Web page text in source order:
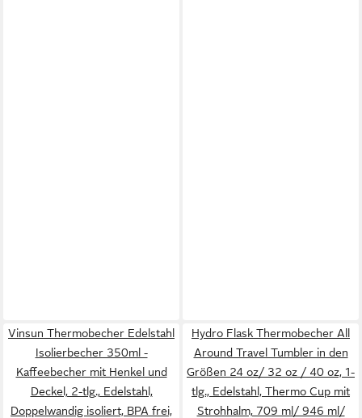
Vinsun Thermobecher Edelstahl
Isolierbecher 350ml -
Kaffeebecher mit Henkel und
Deckel, 2-tlg., Edelstahl,
Doppelwandig isoliert, BPA frei,
Hydro Flask Thermobecher All
Around Travel Tumbler in den
Größen 24 oz/ 32 oz / 40 oz, 1-
tlg., Edelstahl, Thermo Cup mit
Strohhalm, 709 ml/ 946 ml/